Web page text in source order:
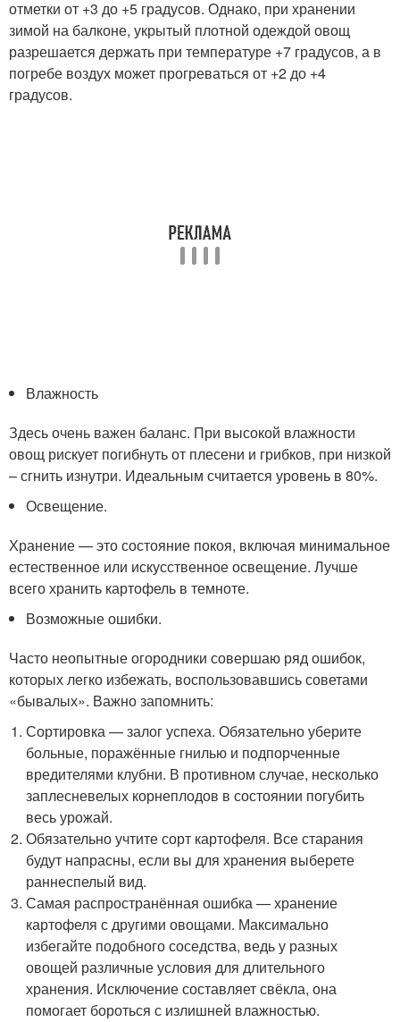
отметки от +3 до +5 градусов. Однако, при хранении
зимой на балконе, укрытый плотной одеждой овощ
разрешается держать при температуре +7 градусов, а в
погребе воздух может прогреваться от +2 до +4
градусов.
Влажность
Здесь очень важен баланс. При высокой влажности
овощ рискует погибнуть от плесени и грибков, при низкой
– сгнить изнутри. Идеальным считается уровень в 80%.
Освещение.
Хранение — это состояние покоя, включая минимальное
естественное или искусственное освещение. Лучше
всего хранить картофель в темноте.
Возможные ошибки.
Часто неопытные огородники совершаю ряд ошибок,
которых легко избежать, воспользовавшись советами
«бывалых». Важно запомнить:
Сортировка — залог успеха. Обязательно уберите
больные, поражённые гнилью и подпорченные
вредителями клубни. В противном случае, несколько
заплесневелых корнеплодов в состоянии погубить
весь урожай.
Обязательно учтите сорт картофеля. Все старания
будут напрасны, если вы для хранения выберете
раннеспелый вид.
Самая распространённая ошибка — хранение
картофеля с другими овощами. Максимально
избегайте подобного соседства, ведь у разных
овощей различные условия для длительного
хранения. Исключение составляет свёкла, она
помогает бороться с излишней влажностью.